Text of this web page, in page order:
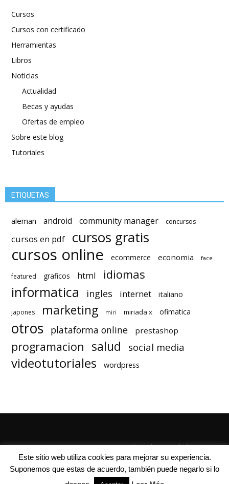
Cursos
Cursos con certificado
Herramientas
Libros
Noticias
Actualidad
Becas y ayudas
Ofertas de empleo
Sobre este blog
Tutoriales
ETIQUETAS
aleman android community manager concursos
cursos en pdf cursos gratis
cursos online ecommerce economia face
featured graficos html idiomas
informatica ingles internet italiano
japones marketing miri miriada x ofimatica
otros plataforma online prestashop
programacion salud social media
videotutoriales wordpress
Quienes Somos Autores Politica de Privacidad
Este sitio web utiliza cookies para mejorar su experiencia.
Suponemos que estas de acuerdo, también puede negarlo si lo